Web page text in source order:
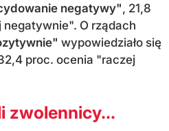
negatywy", 21,8
O rządach
wypowiedziało się
proc. ocenia "raczej
zwolennicy...